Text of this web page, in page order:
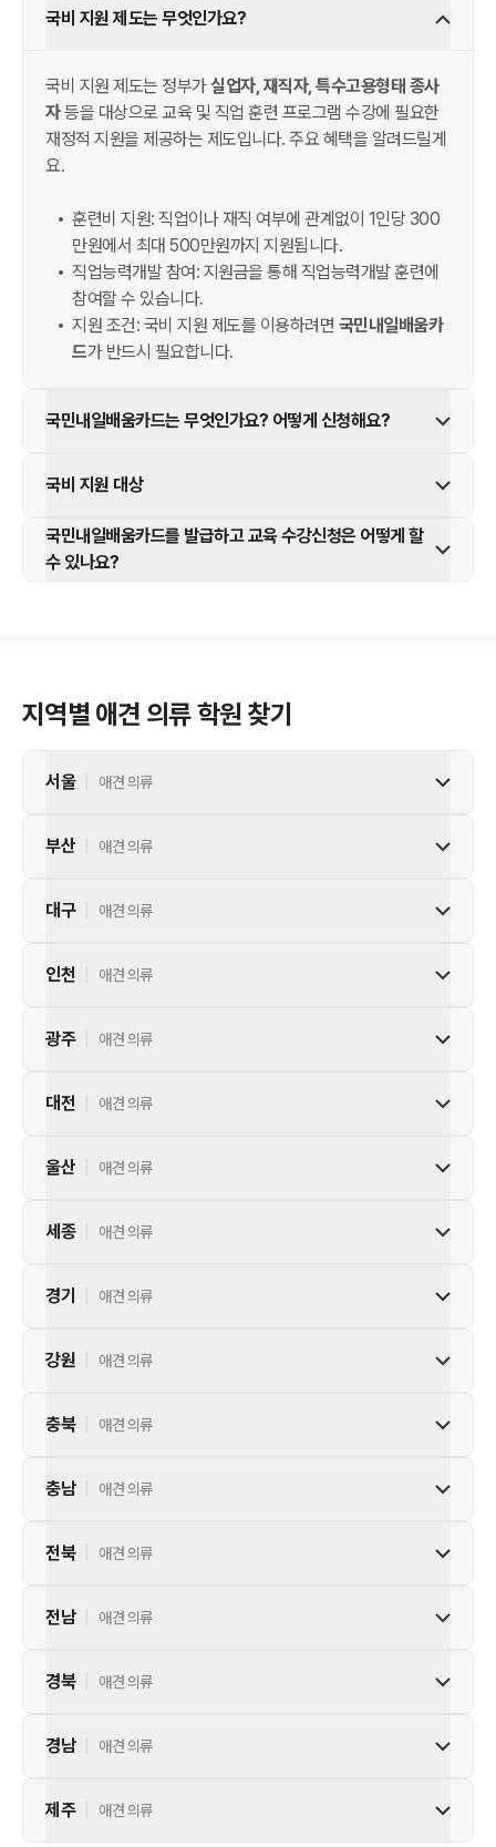
국비 지원 제도는 무엇인가요?
국비 지원 제도는 정부가실업자, 재직자, 특수고용형태 종사
자등을 대상으로 교육 및 직업 훈련 프로그램 수강에 필요한
재정적 지원을 제공하는 제도입니다. 주요 혜택을 알려드릴게
요.
훈련비 지원: 직업이나 재직 여부에 관계없이 1인당 300
만원에서 최대 500만원까지 지원됩니다.
직업능력개발 참여: 지원금을 통해 직업능력개발 훈련에
참여할 수 있습니다.
지원 조건: 국비 지원 제도를 이용하려면 국민내일배움카
드가 반드시 필요합니다.
국민내일배움카드는 무엇인가요? 어떻게 신청해요?
국비 지원 대상
국민내일배움카드를 발급하고 교육 수강신청은 어떻게 할
수 있나요?
지역별 애견 의류학원 찾기
서울 애견 의류
부산 애견 의류
대구 애견 의류
인천 애견 의류
광주 애견 의류
대전 애견 의류
울산 애견 의류
세종 애견 의류
경기 애견 의류
강원 애견 의류
충북 애견 의류
충남 애견 의류
전북 애견 의류
전남 애견 의류
경북 애견 의류
경남 애견 의류
제주 애견 의류